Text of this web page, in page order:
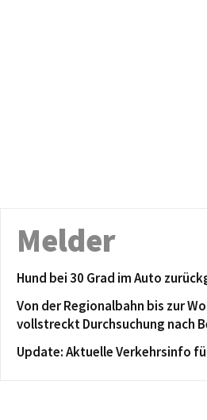
Melder
Hund bei 30 Grad im Auto
Von der Regionalbahn bis zur
vollstreckt Durchsuchung nach
Update: Aktuelle Verkehrsinfo